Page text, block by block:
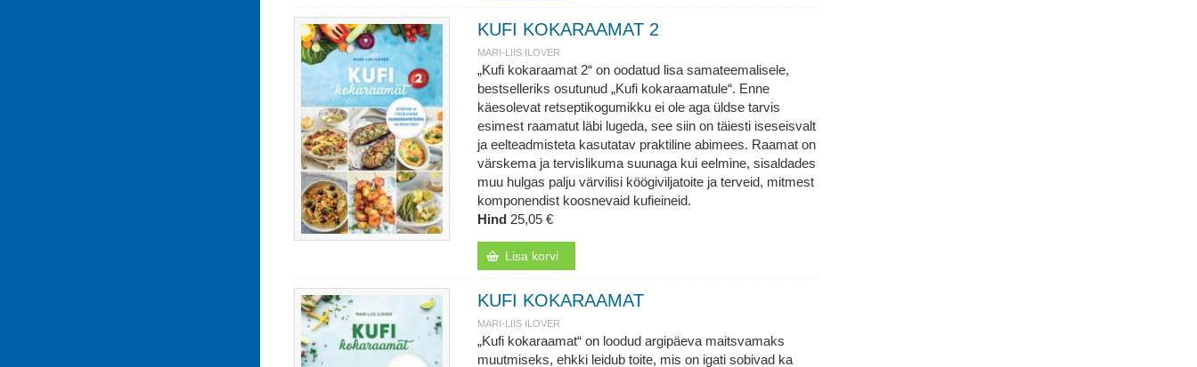
KUFI KOKARAAMAT 2
MARI-LIIS ILOVER
„Kufi kokaraamat 2“ on oodatud lisa samateemalisele,
bestselleriks osutunud „Kufi kokaraamatule“. Enne
käesolevat retseptikogumikku ei ole aga üldse tarvis
esimest raamatut läbi lugeda, see siin on täiesti iseseisvalt
ja eelteadmisteta kasutatav praktiline abimees. Raamat on
värskema ja tervislikuma suunaga kui eelmine, sisaldades
muu hulgas palju värvilisi köögiviljatoite ja terveid, mitmest
komponendist koosnevaid kufieineid.
Hind 25,05 €
Lisa korvi
KUFI KOKARAAMAT
MARI-LIIS ILOVER
„Kufi kokaraamat“ on loodud argipäeva maitsvamaks
muutmiseks, ehkki leidub toite, mis on igati sobivad ka